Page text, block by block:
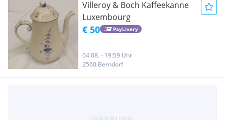
Villeroy & Boch Kaffeekanne
Luxembourg
€ 50 PayLivery
04.08. - 19:59 Uhr
2560 Berndorf